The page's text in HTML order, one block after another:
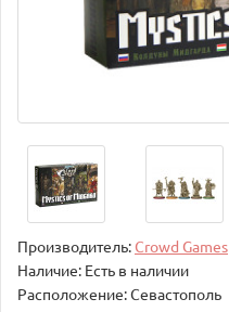
Производитель: Crowd Games
Наличие: Есть в наличии
Расположение: Севастополь